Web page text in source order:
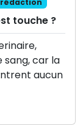
touche ?
car la
aucun